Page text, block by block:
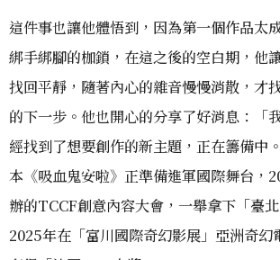
這件事也讓他體悟到，因為第一個作品太
綁手綁腳的枷鎖，在這之後的空白期，他
找回平靜，隨著內心的雜音慢慢消散，才
的下一步。他也開心的分享了好消息：「
經找到了想要創作的新主題，正在籌備中
本《吸血鬼安啦》正準備進軍國際舞台，
辦的TCCF創意內容大會，一舉拿下「臺
2025年在「富川國際奇幻影展」亞洲奇幻